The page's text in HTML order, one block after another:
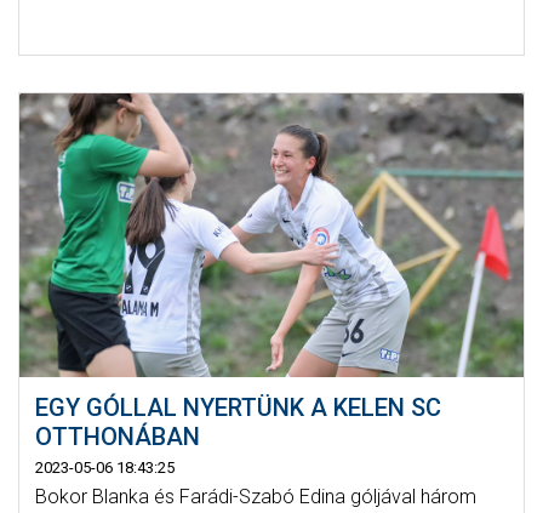
EGY GÓLLAL NYERTÜNK A KELEN SC
OTTHONÁBAN
2023-05-06 18:43:25
Bokor Blanka és Farádi-Szabó Edina góljával három